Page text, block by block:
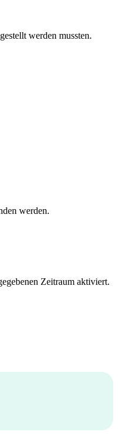
werden mussten.
werden.
Zeitraum aktiviert.